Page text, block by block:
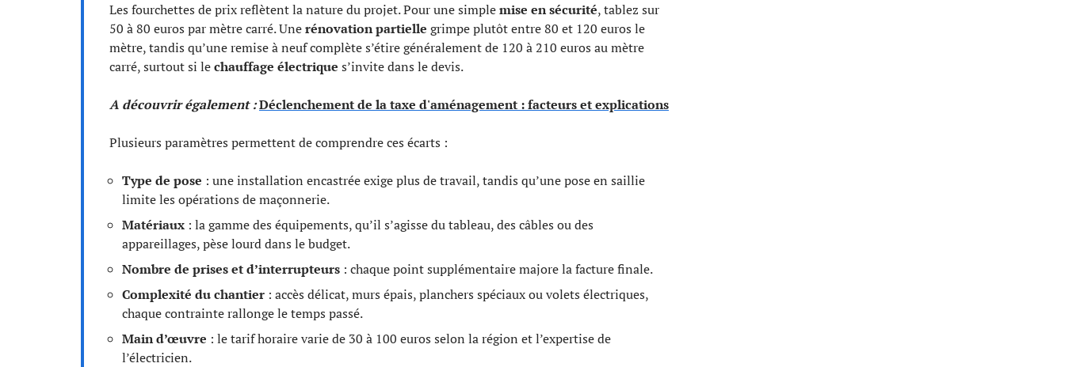
Les fourchettes de prix reflètent la nature du projet. Pour une simplemise en sécurité, tablez sur
50 à 80 euros par mètre carré. Unerénovation partielle grimpe plutôt entre 80 et 120 euros le
mètre, tandis qu’une remise à neuf complète s’étire généralement de 120 à 210 euros au mètre
carré, surtout si lechauffage électrique s’invite dans le devis.
A découvrir également :Déclenchement de la taxe d'aménagement : facteurs et explications
Plusieurs paramètres permettent de comprendre ces écarts :
Type de pose : une installation encastrée exige plus de travail, tandis qu’une pose en saillie
limite les opérations de maçonnerie.
Matériaux : la gamme des équipements, qu’il s’agisse du tableau, des câbles ou des
appareillages, pèse lourd dans le budget.
Nombre de prises et d’interrupteurs : chaque point supplémentaire majore la facture finale.
Complexité du chantier : accès délicat, murs épais, planchers spéciaux ou volets électriques,
chaque contrainte rallonge le temps passé.
Main d’œuvre : le tarif horaire varie de 30 à 100 euros selon la région et l’expertise de
l’électricien.